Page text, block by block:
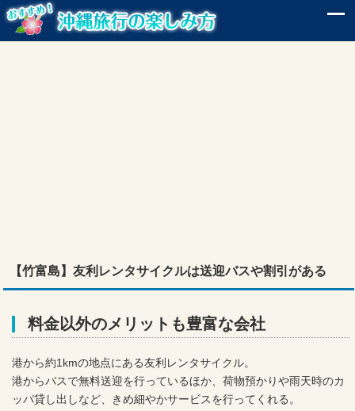
【竹富島】友利レンタサイクルは送迎バスや割引がある
料金以外のメリットも豊富な会社
港から約1kmの地点にある友利レンタサイクル。
港からバスで無料送迎を行っているほか、荷物預かりや雨天時のカ
ッパ貸し出しなど、きめ細やかサービスを行ってくれる。